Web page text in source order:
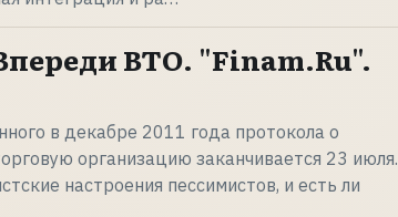
ВТО. "Finam.Ru".
в декабре 2011 года протокола о
организацию заканчивается 23 июля.
настроения пессимистов, и есть ли